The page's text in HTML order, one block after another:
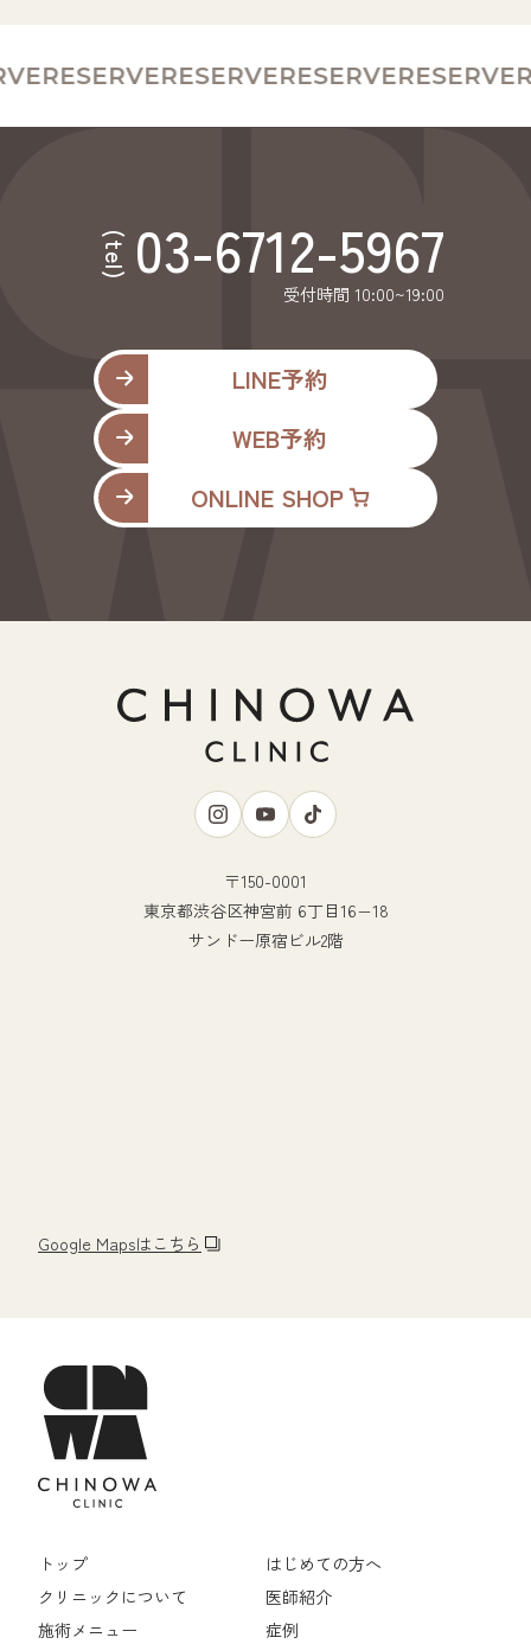
RESERVERESERVERESERVERESERVE
(tel) 03-6712-5967
受付時間 10:00~19:00
LINE予約
WEB予約
ONLINE SHOP
Google Mapsはこちら
〒150-0001
東京都渋谷区神宮前 6丁目16−18
サンドー原宿ビル2階
トップ
はじめての方へ
クリニックについて
医師紹介
施術メニュー
症例